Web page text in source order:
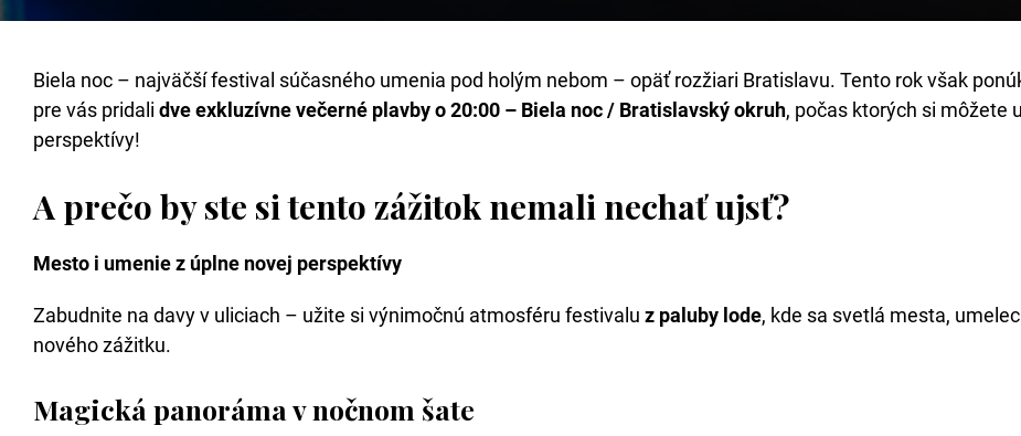
Biela noc – najväčší festival súčasného umenia pod holým nebom – opäť rozžiari Bratislavu. Tento rok však
pre vás pridali dve exkluzívne večerné plavby o 20:00 – Biela noc / Bratislavský okruh, počas ktorých si môžete
perspektívy!
A prečo by ste si tento zážitok nemali nechať ujsť?
Mesto i umenie z úplne novej perspektívy
Zabudnite na davy v uliciach – užite si výnimočnú atmosféru festivalu z paluby lode, kde sa svetlá mesta,
nového zážitku.
Magická panoráma v nočnom šate